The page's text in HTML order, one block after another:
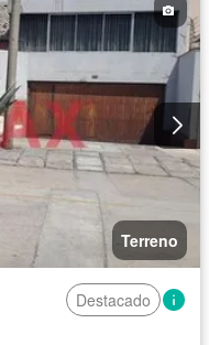
Terreno
Destacado